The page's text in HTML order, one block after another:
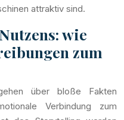
attraktiv sind.
wie
zum
über bloße Fakten
Verbindung zum